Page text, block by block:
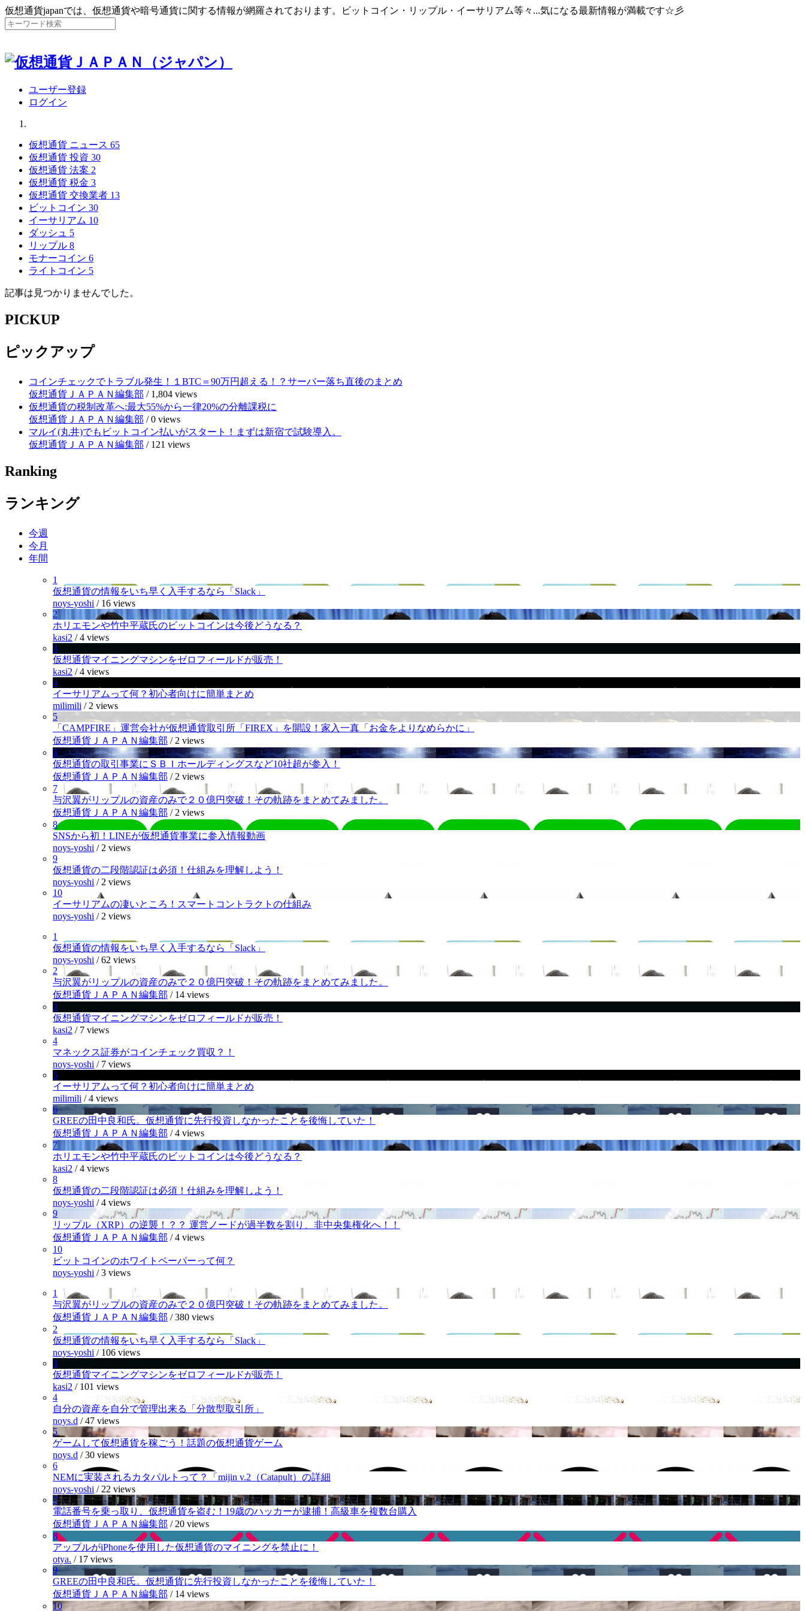
仮想通貨japanでは、仮想通貨や暗号通貨に関する情報が網羅されております。ビットコイン・リップル・イーサリアム等々...気になる最新情報が満載です☆彡
ユーザー登録
ログイン
仮想通貨 ニュース 65
仮想通貨 投資 30
仮想通貨 法案 2
仮想通貨 税金 3
仮想通貨 交換業者 13
ビットコイン 30
イーサリアム 10
ダッシュ 5
リップル 8
モナーコイン 6
ライトコイン 5
記事は見つかりませんでした。
PICKUP
ピックアップ
コインチェックでトラブル発生！１BTC＝90万円超える！？サーバー落ち直後のまとめ
仮想通貨ＪＡＰＡＮ編集部 / 1,804 views
仮想通貨の税制改革へ:最大55%から一律20%の分離課税に
仮想通貨ＪＡＰＡＮ編集部 /0 views
マルイ(丸井)でもビットコイン払いがスタート！まずは新宿で試験導入。
仮想通貨ＪＡＰＡＮ編集部 / 121 views
Ranking
ランキング
今週
今月
年間
1
仮想通貨の情報をいち早く入手するなら「Slack」
noys-yoshi / 16 views
2
ホリエモンや竹中平蔵氏のビットコインは今後どうなる？
kasi2 /4 views
3
仮想通貨マイニングマシンをゼロフィールドが販売！
kasi2 /4 views
4
イーサリアムって何？初心者向けに簡単まとめ
milimili / 2 views
5
「CAMPFIRE」運営会社が仮想通貨取引所「FIREX」を開設！家入一真「お金をよりなめらかに」
仮想通貨ＪＡＰＡＮ編集部 / 2 views
6
仮想通貨の取引事業にＳＢＩホールディングスなど10社超が参入！
仮想通貨ＪＡＰＡＮ編集部 / 2 views
7
与沢翼がリップルの資産のみで２０億円突破！その軌跡をまとめてみました。
仮想通貨ＪＡＰＡＮ編集部 / 2 views
8
SNSから初！LINEが仮想通貨事業に参入情報動画
noys-yoshi / 2 views
9
仮想通貨の二段階認証は必須！仕組みを理解しよう！
noys-yoshi / 2 views
10
イーサリアムの凄いところ！スマートコントラクトの仕組み
noys-yoshi / 2 views
1
仮想通貨の情報をいち早く入手するなら「Slack」
noys-yoshi /62 views
2
与沢翼がリップルの資産のみで２０億円突破！その軌跡をまとめてみました。
仮想通貨ＪＡＰＡＮ編集部 / 14 views
3
仮想通貨マイニングマシンをゼロフィールドが販売！
kasi2 / 7 views
4
マネックス証券がコインチェック買収？！
noys-yoshi / 7 views
5
イーサリアムって何？初心者向けに簡単まとめ
milimili /4 views
6
GREEの田中良和氏。仮想通貨に先行投資しなかったことを後悔していた！
仮想通貨ＪＡＰＡＮ編集部 /4 views
7
ホリエモンや竹中平蔵氏のビットコインは今後どうなる？
kasi2 /4 views
8
仮想通貨の二段階認証は必須！仕組みを理解しよう！
noys-yoshi /4 views
9
リップル（XRP）の逆襲！？？ 運営ノードが過半数を割り、非中央集権化へ！！
仮想通貨ＪＡＰＡＮ編集部 /4 views
10
ビットコインのホワイトペーパーって何？
noys-yoshi /3 views
1
与沢翼がリップルの資産のみで２０億円突破！その軌跡をまとめてみました。
仮想通貨ＪＡＰＡＮ編集部 /380 views
2
仮想通貨の情報をいち早く入手するなら「Slack」
noys-yoshi / 106 views
3
仮想通貨マイニングマシンをゼロフィールドが販売！
kasi2 / 101 views
4
自分の資産を自分で管理出来る「分散型取引所」
noys.d /47 views
5
ゲームして仮想通貨を稼ごう！話題の仮想通貨ゲーム
noys.d /30 views
6
NEMに実装されるカタパルトって？「mijin v.2（Catapult）の詳細
noys-yoshi / 22 views
7
電話番号を乗っ取り、仮想通貨を盗む！19歳のハッカーが逮捕！高級車を複数台購入
仮想通貨ＪＡＰＡＮ編集部 / 20 views
8
アップルがiPhoneを使用した仮想通貨のマイニングを禁止に！
otya. / 17 views
9
GREEの田中良和氏。仮想通貨に先行投資しなかったことを後悔していた！
仮想通貨ＪＡＰＡＮ編集部 / 14 views
10